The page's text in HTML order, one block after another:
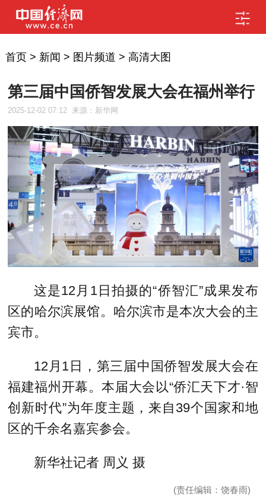
首页> 新闻 > 图片频道 > 高清大图
第三届中国侨智发展大会在福州举行
2025-12-02 07:12 来源：新华网
这是12月1日拍摄的“侨智汇”成果发布
区的哈尔滨展馆。哈尔滨市是本次大会的主
宾市。
12月1日，第三届中国侨智发展大会在
福建福州开幕。本届大会以“侨汇天下才·智
创新时代”为年度主题，来自39个国家和地
区的千余名嘉宾参会。
新华社记者 周义 摄
(责任编辑：饶春雨)